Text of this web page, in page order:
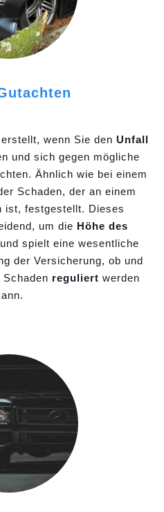
wenn Sie den Unfall
und sich gegen mögliche
Ähnlich wie bei einem
Schaden, der an einem
ist, festgestellt. Dieses
um die Höhe des
spielt eine wesentliche
der Versicherung, ob und
reguliert werden